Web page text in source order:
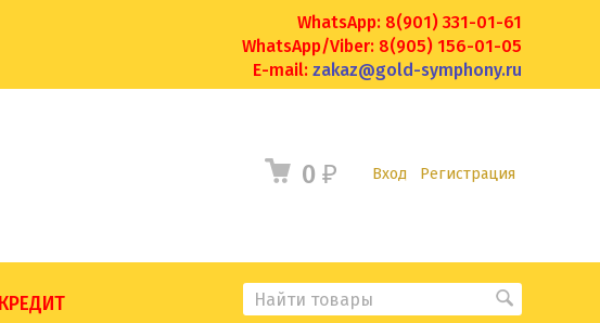
WhatsApp: 8(901) 331-01-61
WhatsApp/Viber: 8(905) 156-01-05
E-mail: zakaz@gold-symphony.ru
Вход Регистрация
0 ₽
КРЕДИТ